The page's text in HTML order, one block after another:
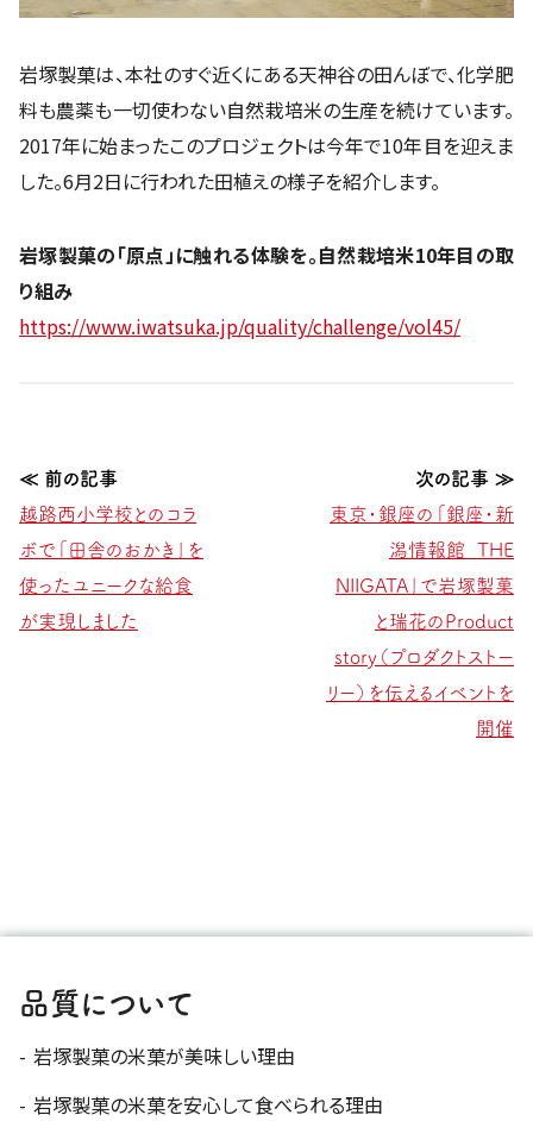
岩塚製菓は、本社のすぐ近くにある天神谷の田んぼで、化学肥
料も農薬も一切使わない自然栽培米の生産を続けています。
2017年に始まったこのプロジェクトは今年で10年目を迎えま
した。6月2日に行われた田植えの様子を紹介します。
岩塚製菓の「原点」に触れる体験を。自然栽培米10年目の取
り組み
https://www.iwatsuka.jp/quality/challenge/vol45/
越路西小学校とのコラ
ボで「田舎のおかき」を
使ったユニークな給食
が実現しました
東京・銀座の「銀座・新
潟情報館 THE
NIIGATA」で岩塚製菓
と瑞花のProduct
story（プロダクトストー
リー）を伝えるイベントを
開催
品質について
岩塚製菓の米菓が美味しい理由
岩塚製菓の米菓を安心して食べられる理由